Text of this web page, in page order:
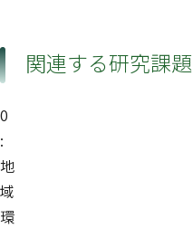
関連する研究課題
0
:
地
域
環